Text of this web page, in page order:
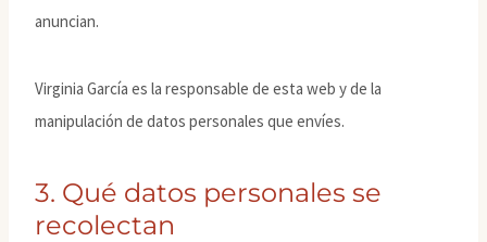
anuncian.
Virginia García es la responsable de esta web y de la
manipulación de datos personales que envíes.
3. Qué datos personales se
recolectan